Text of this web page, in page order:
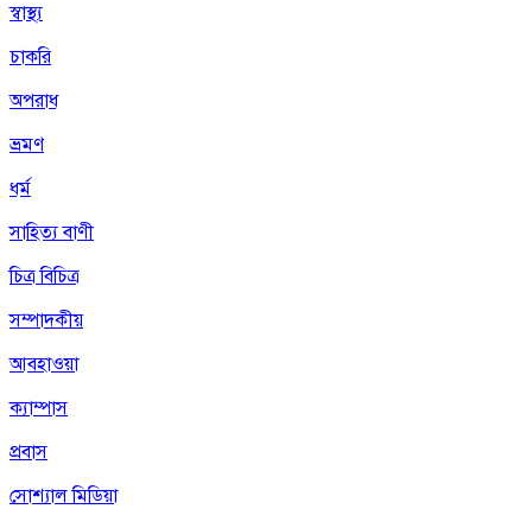
স্বাস্থ্য
চাকরি
অপরাধ
ভ্রমণ
ধর্ম
সাহিত্য বাণী
চিত্র বিচিত্র
সম্পাদকীয়
আবহাওয়া
ক্যাম্পাস
প্রবাস
সোশ্যাল মিডিয়া